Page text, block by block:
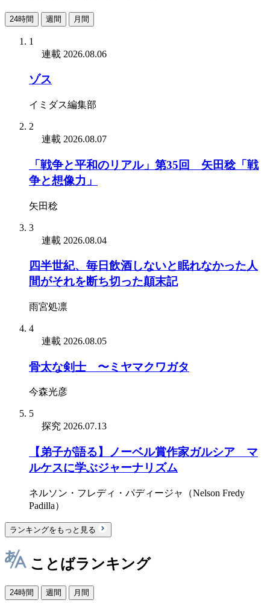
24時間 週間 月間
1
連載 2026.08.06
ゾス
イミダス編集部
2
連載 2026.08.07
「戦争と平和のリアル」第35回 矢田稔「戦
争と想像力」
矢田稔
3
連載 2026.08.04
四半世紀、毎日飲酒しないと眠れなかった人
間がそれを断ち切った顛末記
雨宮処凛
4
連載 2026.08.05
骨太な剣士 〜ミヤマクワガタ
今森光彦
5
探究 2026.07.13
【弟子が語る】ノーベル賞作家ガルシア゠マ
ルケスに学ぶジャーナリズム
ネルソン・フレディ・パディージャ（Nelson Fredy
Padilla）
ランキングをもっと見る
ことばランキング
24時間 週間 月間